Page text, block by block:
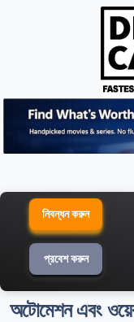
নিবন্ধন করুন
প্রবেশ করুন
অটোমেশন এবং ওয়েব